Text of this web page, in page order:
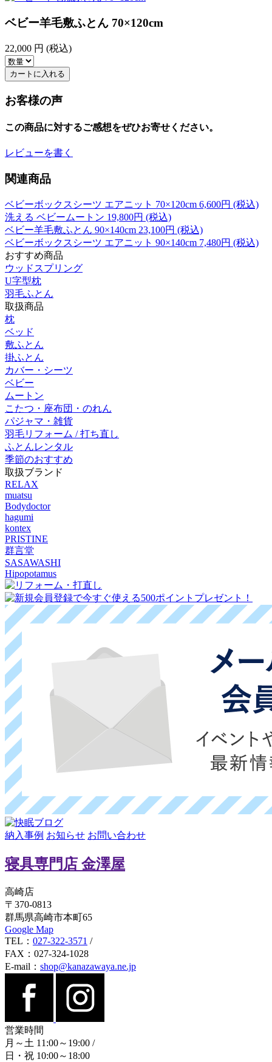
ベビー羊毛敷ふとん 70×120cm
22,000 円 (税込)
カートに入れる
お客様の声
この商品に対するご感想をぜひお寄せください。
レビューを書く
関連商品
ベビーボックスシーツ エアニット 70×120cm 6,600円 (税込)
洗える ベビームートン 19,800円 (税込)
ベビー羊毛敷ふとん 90×140cm 23,100円 (税込)
ベビーボックスシーツ エアニット 90×140cm 7,480円 (税込)
おすすめ商品
ウッドスプリング
U字型枕
羽毛ふとん
取扱商品
枕
ベッド
敷ふとん
掛ふとん
カバー・シーツ
ベビー
ムートン
こたつ・座布団・のれん
パジャマ・雑貨
羽毛リフォーム / 打ち直し
ふとんレンタル
季節のおすすめ
取扱ブランド
RELAX
muatsu
Bodydoctor
hagumi
kontex
PRISTINE
群言堂
SASAWASHI
Hipopotamus
納入事例 お知らせ お問い合わせ
寝具専門店 金澤屋
高崎店
〒370-0813
群馬県高崎市本町65
Google Map
TEL： 027-322-3571 /
FAX：027-324-1028
E-mail： shop@kanazawaya.ne.jp
営業時間
月～土 11:00～19:00 /
日・祝 10:00～18:00